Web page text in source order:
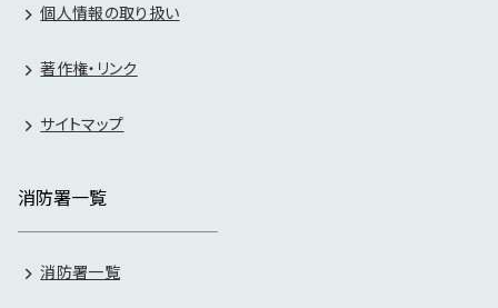
個人情報の取り扱い
著作権・リンク
サイトマップ
消防署一覧
消防署一覧